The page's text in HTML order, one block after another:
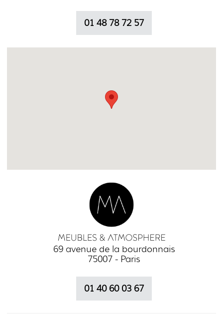
01 48 78 72 57
69 avenue de la bourdonnais
75007 - Paris
01 40 60 03 67